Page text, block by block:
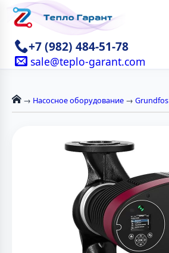
+7 (982) 484-51-78
sale@teplo-garant.com
→ Насосное оборудование → Grundfos